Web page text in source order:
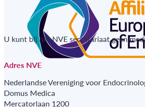
U kunt bij het NVE secretariaat geen
Adres NVE
Nederlandse Vereniging voor
Domus Medica
Mercatorlaan 1200